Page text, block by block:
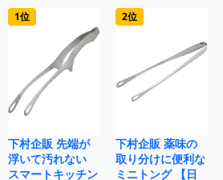
1位
下村企販 先端が
浮いて汚れない
スマートキッチン
2位
下村企販 薬味の
取り分けに便利な
ミニトング 【日